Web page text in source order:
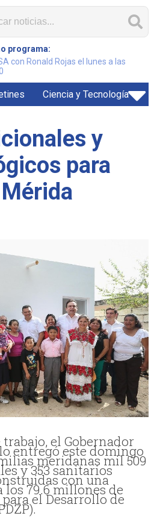
programa:
con Ronald Rojas el lunes a las
Ciencia y Tecnología
y
para
el Gobernador
entregó este domingo
meridanas mil 509
y 353 sanitarios
con una
79.6 millones de
el Desarrollo de